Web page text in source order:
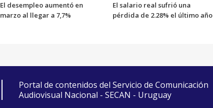
El desempleo aumentó en
marzo al llegar a 7,7%
El salario real sufrió una
pérdida de 2.28% el último año
Portal de contenidos del Servicio de Comunicación
Audiovisual Nacional - SECAN - Uruguay